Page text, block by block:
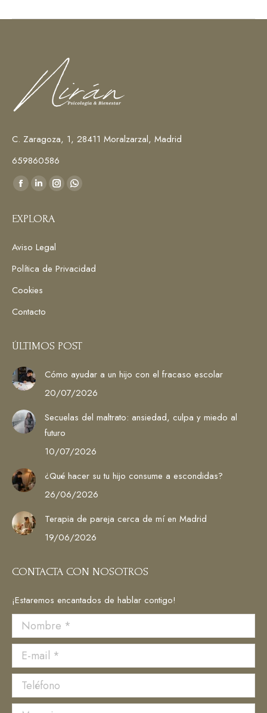
C. Zaragoza, 1, 28411 Moralzarzal, Madrid
659860586
Encuéntranos en:
Facebook
opens
new
window
Linkedin
opens
new
window
Instagram
window
Whatsapp
window
EXPLORA
Aviso Legal
Política de Privacidad
Cookies
Contacto
ÚLTIMOS POST
Cómo ayudar a un hijo con el fracaso escolar
20/07/2026
Secuelas del maltrato: ansiedad, culpa y miedo al
futuro
10/07/2026
¿Qué hacer su tu hijo consume a escondidas?
26/06/2026
Terapia de pareja cerca de mí en Madrid
19/06/2026
CONTACTA CON NOSOTROS
¡Estaremos encantados de hablar contigo!
Nombre *
E-mail *
Teléfono